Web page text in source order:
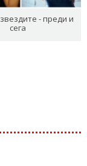
- преди и
сега